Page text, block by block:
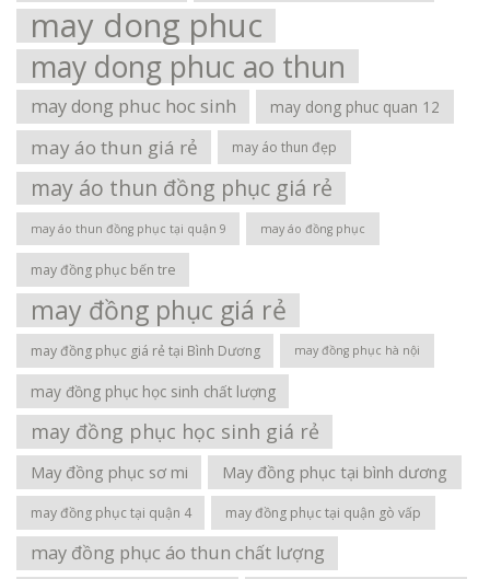
may dong phuc
may dong phuc ao thun
may dong phuc hoc sinh may dong phuc quan 12
may áo thun giá rẻ may áo thun đẹp
may áo thun đồng phục giá rẻ
may áo thun đồng phục tại quận 9 may áo đồng phục
may đồng phục bến tre
may đồng phục giá rẻ
may đồng phục giá rẻ tại Bình Dương may đồng phục hà nội
may đồng phục học sinh chất lượng
may đồng phục học sinh giá rẻ
May đồng phục sơ mi May đồng phục tại bình dương
may đồng phục tại quận 4 may đồng phục tại quận gò vấp
may đồng phục áo thun chất lượng